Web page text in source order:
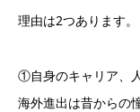
理由は2つあります。
①自身のキャリア、
海外進出は昔からの